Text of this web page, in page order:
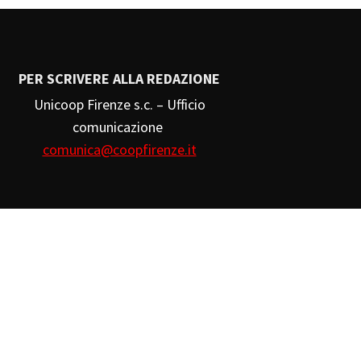
PER SCRIVERE ALLA REDAZIONE
Unicoop Firenze s.c. – Ufficio
comunicazione
comunica@coopfirenze.it